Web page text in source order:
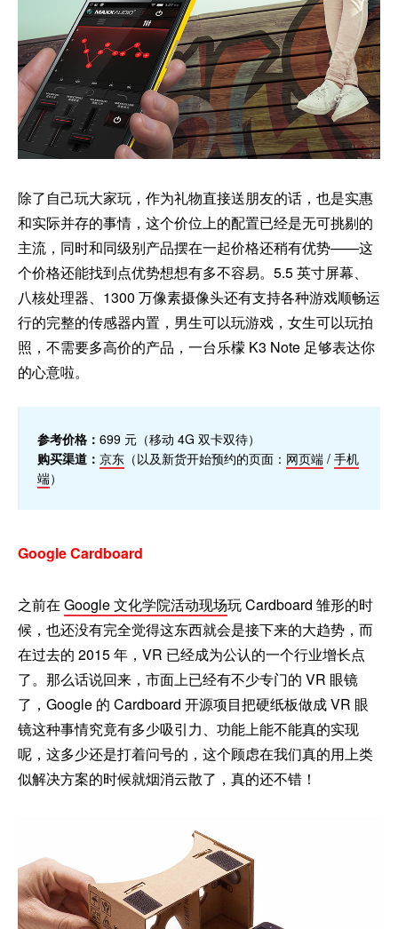
除了自己玩大家玩，作为礼物直接送朋友的话，也是实惠
和实际并存的事情，这个价位上的配置已经是无可挑剔的
主流，同时和同级别产品摆在一起价格还稍有优势——这
个价格还能找到点优势想想有多不容易。5.5 英寸屏幕、
八核处理器、1300 万像素摄像头还有支持各种游戏顺畅运
行的完整的传感器内置，男生可以玩游戏，女生可以玩拍
照，不需要多高价的产品，一台乐檬 K3 Note 足够表达你
的心意啦。
参考价格： 699 元（移动 4G 双卡双待）
购买渠道： 京东 （以及新货开始预约的页面： 网页端 / 手机
端）
Google Cardboard
之前在 Google 文化学院活动现场玩 Cardboard 雏形的时
候，也还没有完全觉得这东西就会是接下来的大趋势，而
在过去的 2015 年，VR 已经成为公认的一个行业增长点
了。那么话说回来，市面上已经有不少专门的 VR 眼镜
了，Google 的 Cardboard 开源项目把硬纸板做成 VR 眼
镜这种事情究竟有多少吸引力、功能上能不能真的实现
呢，这多少还是打着问号的，这个顾虑在我们真的用上类
似解决方案的时候就烟消云散了，真的还不错！